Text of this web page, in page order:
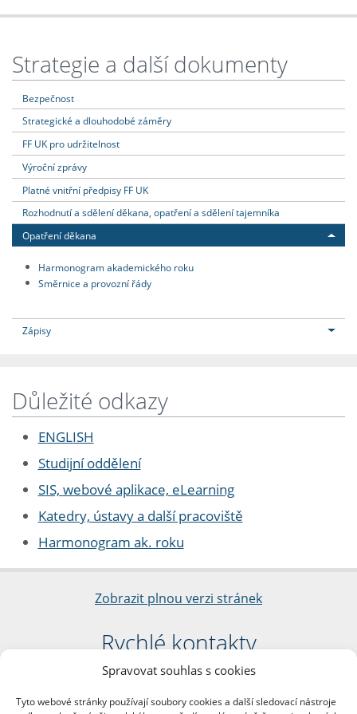
Spravovat souhlas s cookies
Tyto webové stránky používají soubory cookies a další sledovací nástroje
Strategie a další dokumenty
Bezpečnost
Strategické a dlouhodobé záměry
FF UK pro udržitelnost
Výroční zprávy
Platné vnitřní předpisy FF UK
Rozhodnutí a sdělení děkana, opatření a sdělení tajemníka
Opatření děkana
Harmonogram akademického roku
Směrnice a provozní řády
Zápisy
Důležité odkazy
ENGLISH
Studijní oddělení
SIS, webové aplikace, eLearning
Katedry, ústavy a další pracoviště
Harmonogram ak. roku
Zobrazit plnou verzi stránek
Rychlé kontakty
Filozofická fakulta
nám. Jana Palacha 1/2